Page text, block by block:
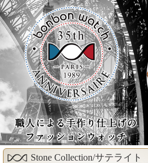
Stone Collection/サテライト